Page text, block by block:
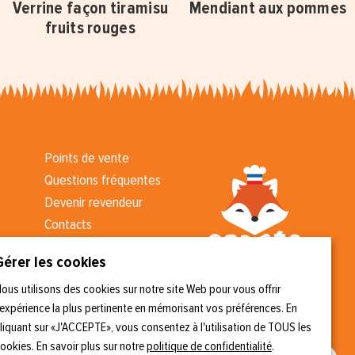
Verrine façon tiramisu
fruits rouges
Mendiant aux pommes
Points de vente
Questions fréquentes
Devenir revendeur
Contacts
CGV
les cookies
utilisons des cookies sur notre site Web pour vous offrir
la plus pertinente en mémorisant vos préférences. En
sur «J'ACCEPTE», vous consentez à l'utilisation de TOUS les
En savoir plus sur notrepolitique de confidentialité.